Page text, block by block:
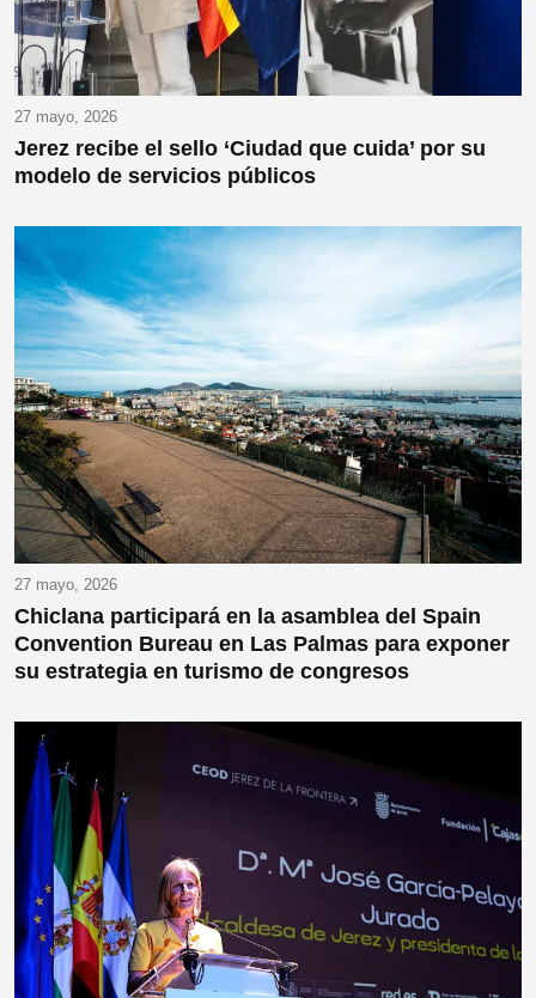
27 mayo, 2026
Jerez recibe el sello ‘Ciudad que cuida’ por su
modelo de servicios públicos
27 mayo, 2026
Chiclana participará en la asamblea del Spain
Convention Bureau en Las Palmas para exponer
su estrategia en turismo de congresos